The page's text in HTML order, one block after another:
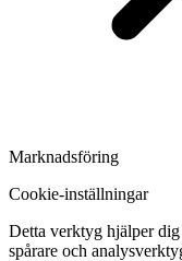
Marknadsföring
Cookie-inställningar
Detta verktyg hjälper
spårare och